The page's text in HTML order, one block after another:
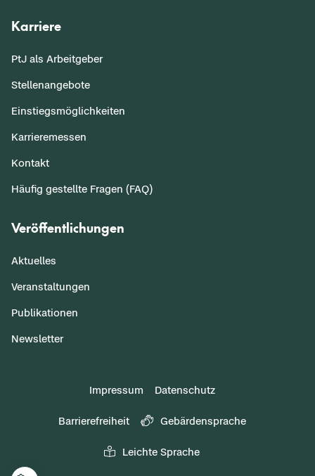
Karriere
PtJ als Arbeitgeber
Stellenangebote
Einstiegsmöglichkeiten
Karrieremessen
Kontakt
Häufig gestellte Fragen (FAQ)
Veröffentlichungen
Aktuelles
Veranstaltungen
Publikationen
Newsletter
Impressum Datenschutz
Barrierefreiheit Gebärdensprache
Leichte Sprache